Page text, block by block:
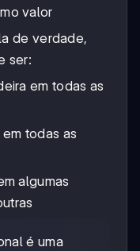
valor
de verdade,
ser:
em todas as
todas as
algumas
é uma